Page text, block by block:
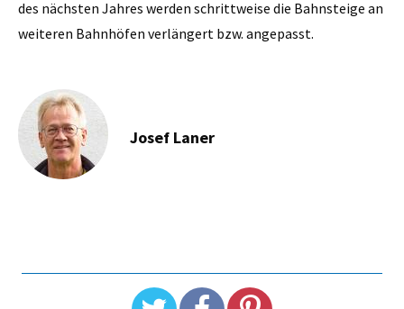
des nächsten Jahres werden schrittweise die Bahnsteige an
weiteren Bahnhöfen verlängert bzw. angepasst.
Josef Laner